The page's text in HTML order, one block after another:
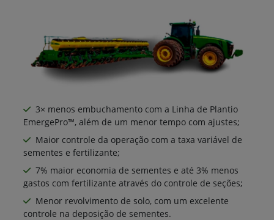
3× menos embuchamento com a Linha de Plantio
EmergePro™, além de um menor tempo com ajustes;
Maior controle da operação com a taxa variável de
sementes e fertilizante;
7% maior economia de sementes e até 3% menos
gastos com fertilizante através do controle de seções;
Menor revolvimento de solo, com um excelente
controle na deposição de sementes.